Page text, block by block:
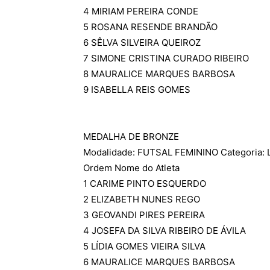
4 MIRIAM PEREIRA CONDE
5 ROSANA RESENDE BRANDÃO
6 SÊLVA SILVEIRA QUEIROZ
7 SIMONE CRISTINA CURADO RIBEIRO
8 MAURALICE MARQUES BARBOSA
9 ISABELLA REIS GOMES
MEDALHA DE BRONZE
Modalidade: FUTSAL FEMININO Categoria:
Ordem Nome do Atleta
1 CARIME PINTO ESQUERDO
2 ELIZABETH NUNES REGO
3 GEOVANDI PIRES PEREIRA
4 JOSEFA DA SILVA RIBEIRO DE ÁVILA
5 LÍDIA GOMES VIEIRA SILVA
6 MAURALICE MARQUES BARBOSA